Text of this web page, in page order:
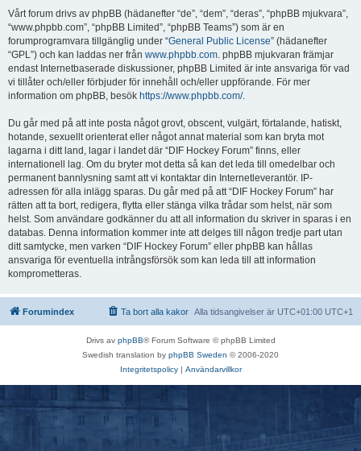
Vårt forum drivs av phpBB (hädanefter “de”, “dem”, “deras”, “phpBB mjukvara”,
“www.phpbb.com”, “phpBB Limited”, “phpBB Teams”) som är en
forumprogramvara tillgänglig under “General Public License” (hädanefter
“GPL”) och kan laddas ner från www.phpbb.com. phpBB mjukvaran främjar
endast Internetbaserade diskussioner, phpBB Limited är inte ansvariga för vad
vi tillåter och/eller förbjuder för innehåll och/eller uppförande. För mer
information om phpBB, besök https://www.phpbb.com/.
Du går med på att inte posta något grovt, obscent, vulgärt, förtalande, hatiskt,
hotande, sexuellt orienterat eller något annat material som kan bryta mot
lagarna i ditt land, lagar i landet där “DIF Hockey Forum” finns, eller
internationell lag. Om du bryter mot detta så kan det leda till omedelbar och
permanent bannlysning samt att vi kontaktar din Internetleverantör. IP-
adressen för alla inlägg sparas. Du går med på att “DIF Hockey Forum” har
rätten att ta bort, redigera, flytta eller stänga vilka trådar som helst, när som
helst. Som användare godkänner du att all information du skriver in sparas i en
databas. Denna information kommer inte att delges till någon tredje part utan
ditt samtycke, men varken “DIF Hockey Forum” eller phpBB kan hållas
ansvariga för eventuella intrångsförsök som kan leda till att information
komprometteras.
Forumindex Alla tidsangivelser är UTC+01:00 UTC+1
Ta bort alla kakor
Drivs av phpBB® Forum Software © phpBB Limited
Swedish translation by phpBB Sweden © 2006-2020
Integritetspolicy| Användarvillkor